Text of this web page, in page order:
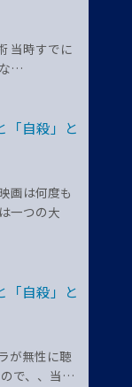
当時すでに
…
「自殺」と
画は何度も
一つの大
「自殺」と
が無性に聴
で、、当…